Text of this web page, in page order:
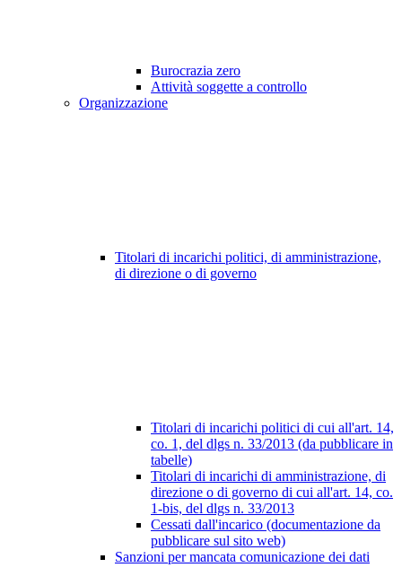
Burocrazia zero
Attività soggette a controllo
Organizzazione
Titolari di incarichi politici, di amministrazione,
di direzione o di governo
Titolari di incarichi politici di cui all'art. 14,
co. 1, del dlgs n. 33/2013 (da pubblicare in
tabelle)
Titolari di incarichi di amministrazione, di
direzione o di governo di cui all'art. 14, co.
1-bis, del dlgs n. 33/2013
Cessati dall'incarico (documentazione da
pubblicare sul sito web)
Sanzioni per mancata comunicazione dei dati